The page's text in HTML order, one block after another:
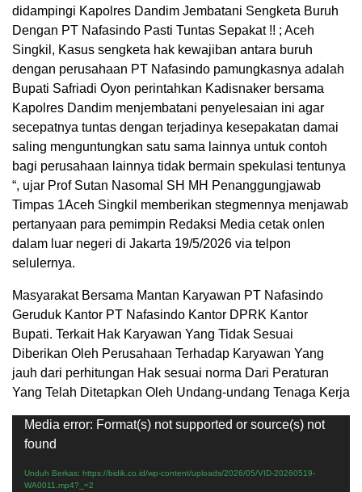
didampingi Kapolres Dandim Jembatani Sengketa Buruh
Dengan PT Nafasindo Pasti Tuntas Sepakat !! ; Aceh
Singkil, Kasus sengketa hak kewajiban antara buruh
dengan perusahaan PT Nafasindo pamungkasnya adalah
Bupati Safriadi Oyon perintahkan Kadisnaker bersama
Kapolres Dandim menjembatani penyelesaian ini agar
secepatnya tuntas dengan terjadinya kesepakatan damai
saling menguntungkan satu sama lainnya untuk contoh
bagi perusahaan lainnya tidak bermain spekulasi tentunya
“, ujar Prof Sutan Nasomal SH MH Penanggungjawab
Timpas 1Aceh Singkil memberikan stegmennya menjawab
pertanyaan para pemimpin Redaksi Media cetak onlen
dalam luar negeri di Jakarta 19/5/2026 via telpon
selulernya.
Masyarakat Bersama Mantan Karyawan PT Nafasindo
Geruduk Kantor PT Nafasindo Kantor DPRK Kantor
Bupati. Terkait Hak Karyawan Yang Tidak Sesuai
Diberikan Oleh Perusahaan Terhadap Karyawan Yang
jauh dari perhitungan Hak sesuai norma Dari Peraturan
Yang Telah Ditetapkan Oleh Undang-undang Tenaga Kerja
Pemutar
Video
Media error: Format(s) not supported or source(s) not
found
Unduh Berkas: https://bidik.co.id/wp-content/uploads/2026/05/VID-20260519-
WA0011.mp4?_=2